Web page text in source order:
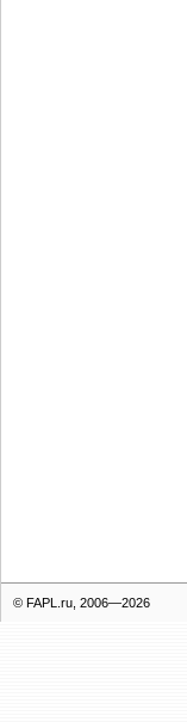
© FAPL.ru, 2006—2026